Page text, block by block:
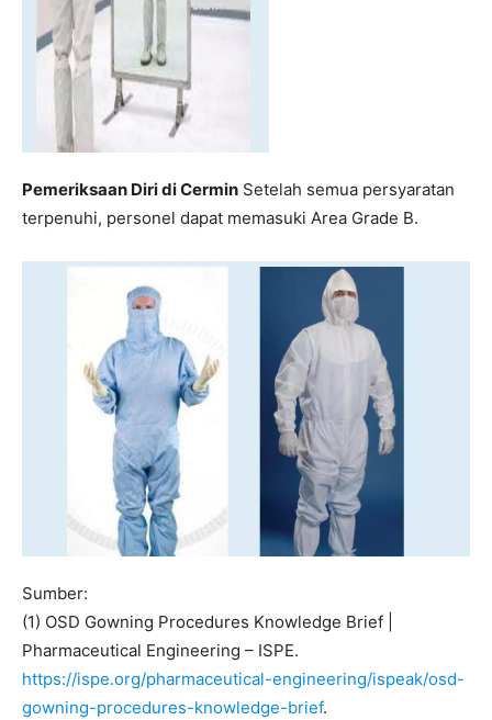
Pemeriksaan Diri di Cermin Setelah semua persyaratan
terpenuhi, personel dapat memasuki Area Grade B.
Sumber:
(1) OSD Gowning Procedures Knowledge Brief |
Pharmaceutical Engineering – ISPE.
https://ispe.org/pharmaceutical-engineering/ispeak/osd-
gowning-procedures-knowledge-brief.